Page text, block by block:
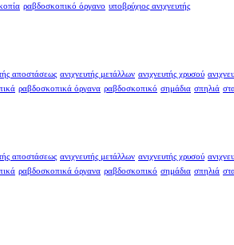
ραβδοσκοπικό όργανο υποβρύχιος ανιχνευτής
αποστάσεως ανιχνευτής μετάλλων ανιχνευτής χρυσού
ραβδοσκοπικά όργανα ραβδοσκοπικό σημάδια σπηλιά
αποστάσεως ανιχνευτής μετάλλων ανιχνευτής χρυσού
ραβδοσκοπικά όργανα ραβδοσκοπικό σημάδια σπηλιά